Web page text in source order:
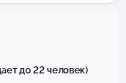
до 22 человек)